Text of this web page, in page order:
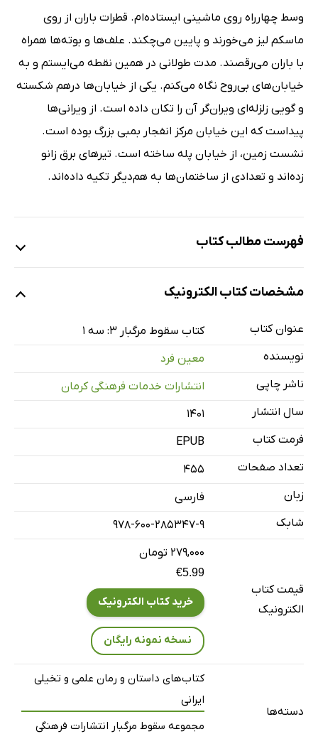
وسط چهارراه روی ماشینی ایستاده‌ام. قطرات باران از روی
ماسکم لیز می‌خورند و پایین می‌چکند. علف‌ها و بوته‌ها همراه
با باران می‌رقصند. مدت طولانی در همین نقطه می‌ایستم و به
خیابان‌های بی‌روح نگاه می‌کنم. یکی از خیابان‌ها درهم شکسته
و گویی زلزله‌ای ویران‌گر آن را تکان داده است. از ویرانی‌ها
پیداست که این خیابان مرکز انفجار بمبی بزرگ بوده است.
نشست زمین، از خیابان پله ساخته است. تیرهای برق زانو
زده‌اند و تعدادی از ساختمان‌ها به هم‌دیگر تکیه داده‌اند.
فهرست مطالب کتاب
6. انتظار
7. خروش
8. جزیره
9. دریچه
11. مسخ
12. جاده
15. کابوس
20. تحت تعقیب
مشخصات کتاب الکترونیک
عنوان کتاب
کتاب سقوط مرگبار 3: سه 1
نویسنده
معین فرد
ناشر چاپی
انتشارات خدمات فرهنگی کرمان
سال انتشار
۱۴۰۱
فرمت کتاب
EPUB
تعداد صفحات
455
زبان
فارسی
شابک
978-600-285347-9
قیمت کتاب
الکترونیک
۲۷۹,۰۰۰ تومان
€5.99
خرید کتاب الکترونیک
نسخه نمونه رایگان
دسته‌ها
کتاب‌های داستان و رمان علمی و تخیلی
ایرانی
مجموعه سقوط مرگبار انتشارات فرهنگی